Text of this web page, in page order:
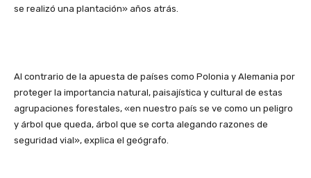
se realizó una plantación» años atrás.
Al contrario de la apuesta de países como Polonia y Alemania por
proteger la importancia natural, paisajística y cultural de estas
agrupaciones forestales, «en nuestro país se ve como un peligro
y árbol que queda, árbol que se corta alegando razones de
seguridad vial», explica el geógrafo.